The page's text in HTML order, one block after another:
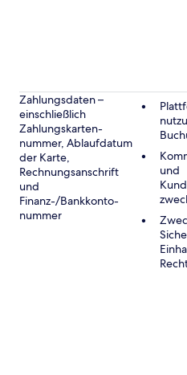
Zahlungsdaten –
einschließlich
Zahlungskarten-
nummer, Ablaufdatum
der Karte,
Rechnungsanschrift
und
Finanz-/Bankkonto-
nummer
und